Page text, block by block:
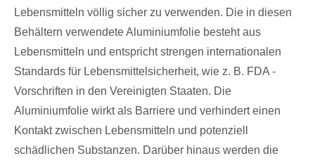
Lebensmitteln völlig sicher zu verwenden. Die in diesen
Behältern verwendete Aluminiumfolie besteht aus
Lebensmitteln und entspricht strengen internationalen
Standards für Lebensmittelsicherheit, wie z. B. FDA -
Vorschriften in den Vereinigten Staaten. Die
Aluminiumfolie wirkt als Barriere und verhindert einen
Kontakt zwischen Lebensmitteln und potenziell
schädlichen Substanzen. Darüber hinaus werden die